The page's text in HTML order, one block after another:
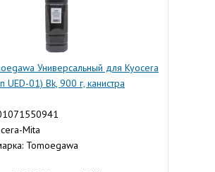
Универсальный для Kyocera
UED-01) Bk, 900 г, канистра
Mita
Tomoegawa